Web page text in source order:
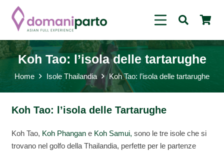
Koh Tao: l’isola delle tartarughe
Home Isole Thailandia Koh Tao: l’isola delle tartarughe
Koh Tao: l’isola delle Tartarughe
Koh Tao, Koh Phangane Koh Samui, sono le tre isole che si
trovano nel golfo della Thailandia, perfette per le partenze